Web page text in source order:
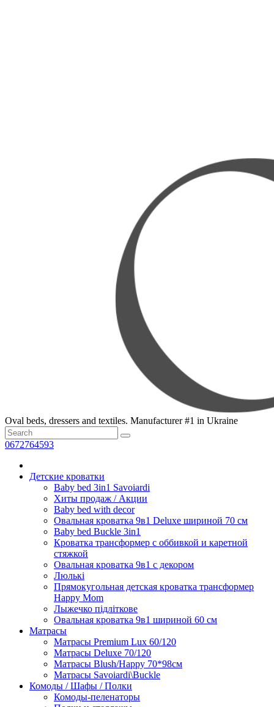
Oval beds, dressers and textiles. Manufacturer #1 in Ukraine
0672764593
Детские кроватки
Baby bed 3in1 Savoiardi
Хиты продаж / Aкции
Baby bed with decor
Овальная кроватка 9в1 Deluxe шириной 70 см
Baby bed Buckle 3in1
Кроватка транcформер с оббивкой и каретной
стяжкой
Овальная кроватка 9в1 с декором
Люлькі
Прямокугольная детская кроватка трансформер
Happy Mom
Лыжечко підліткове
Овальная кроватка 9в1 шириной 60 см
Матрасы
Матрасы Premium Lux 60/120
Матрасы Deluxe 70/120
Матрасы Blush/Happy 70*98см
Матрасы Savoiardi\Buckle
Комоды / Шафы / Полки
Комоды-пеленаторы